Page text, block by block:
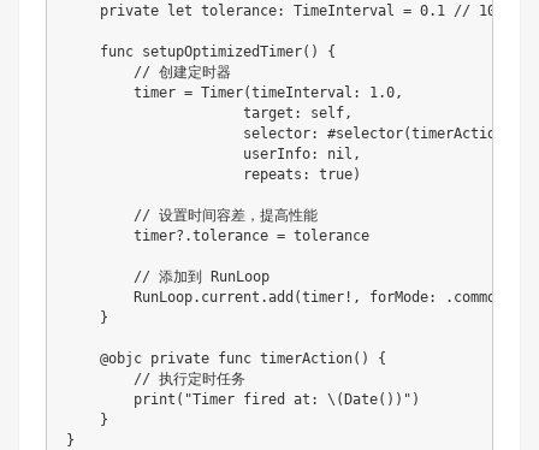
private let tolerance: TimeInterval = 0.1 // 100ms
func setupOptimizedTimer( )
{
// 创建定时器
        timer
= Timer(timeInterval : 1.0,
                     target
: self,
                     selector
: #selector(timerAction
                     userInfo
: nil ,
                     repeats
: true)
// 设置时间容差，提高性能
        timer
? .tolerance = tolerance
// 添加到 RunLoop
RunLoop. current .add (timer ! , forMode: . common
}
@objc private func timerAction( )
{
// 执行定时任务
print ( "Timer fired at : \ (Date( ) ) " )
}
}